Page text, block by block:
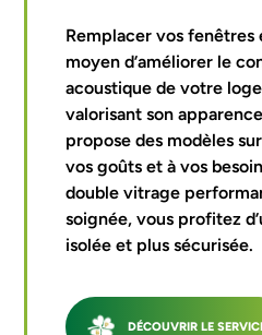
Remplacer vos fenêtres
moyen d’améliorer le
acoustique de votre
valorisant son
propose des modèles
vos goûts et à vos
double vitrage
soignée, vous profitez
isolée et plus sécurisée.
DÉCOUVRIR LE